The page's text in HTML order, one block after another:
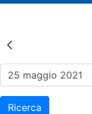
Risultati
Ricerca